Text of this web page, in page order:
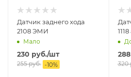
Датчик заднего хода
2108 ЭМИ
Мало
230 руб./шт
255руб. -10%
288
320